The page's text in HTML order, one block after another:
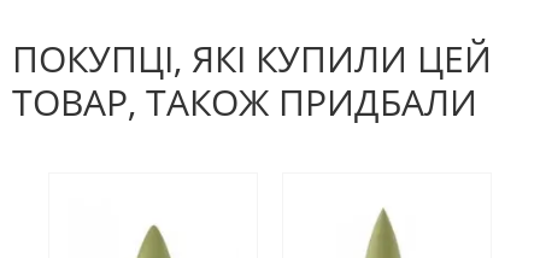
ПОКУПЦІ, ЯКІ КУПИЛИ ЦЕЙ
ТОВАР, ТАКОЖ ПРИДБАЛИ